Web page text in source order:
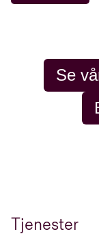
Se
Tjenester